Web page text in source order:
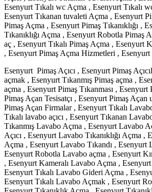
Esenyurt Tıkalı wc Açma , Esenyurt Tıkalı
Esenyurt Tıkanan tuvaleti Açma , Esenyurt
Pimaş Açma , Esenyurt Pimaş Tıkanıklığı ,
Tıkanıklığı Açma , Esenyurt Robotla Pimaş
aç , Esenyurt Tıkalı Pimaş Açma , Esenyurt
, Esenyurt Pimaş Açma Hizmetleri , Esenyurt
Esenyurt Pimaş Açıcı , Esenyurt Pimaş
açmak , Esenyurt Tıkanmış Pimaş açma ,
açma , Esenyurt Pimaş Tıkanması ,
Pimaş Açan Tesisatçı , Esenyurt Pimaş Açan
Pimaş Açan Firmalar , Esenyurt Tıkalı
Tıkalı lavabo açıcı , Esenyurt Tıkanan
Tıkanmış Lavabo Açma , Esenyurt Lavabo
Açıcı , Esenyurt Lavabo Tıkanıklığı Açma ,
Açma , Esenyurt Lavabo Tıkandı , Esenyurt
Esenyurt Robotla Lavabo açma , Esenyurt
, Esenyurt Kameralı Lavabo Açma ,
Esenyurt Tıkalı Lavabo Gideri Açma ,
Esenyurt Tıkalı Lavabo Açmak , Esenyurt